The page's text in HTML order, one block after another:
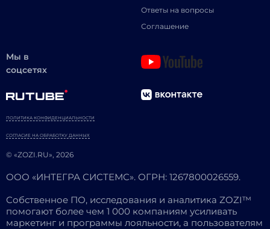
Ответы на вопросы
Соглашение
Мы в
соцсетях
© «ZOZI.RU», 2026
ПОЛИТИКА КОНФИДЕНЦИАЛЬНОСТИ
СОГЛАСИЕ НА ОБРАБОТКУ ДАННЫХ
ООО «ИНТЕГРА СИСТЕМС». ОГРН: 1267800026559.
Собственное ПО, исследования и аналитика ZOZI™
помогают более чем 1 000 компаниям усиливать
маркетинг и программы лояльности, а пользователям